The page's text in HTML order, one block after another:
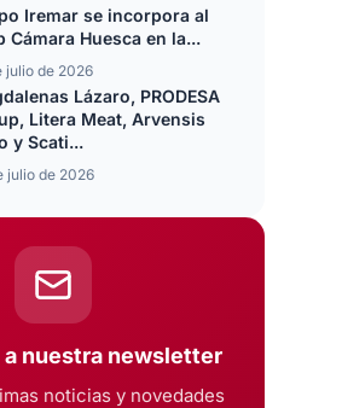
Iremar se incorpora al
Cámara Huesca en la...
julio de 2026
Lázaro, PRODESA
Litera Meat, Arvensis
y Scati...
julio de 2026
nuestra newsletter
noticias y novedades